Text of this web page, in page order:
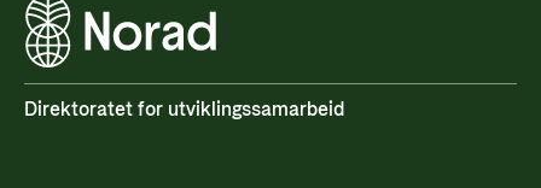
Direktoratet for utviklingssamarbeid